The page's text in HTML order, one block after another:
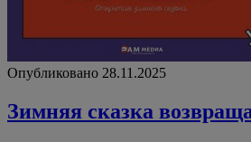
Опубликовано 28.11.2025
Зимняя сказка